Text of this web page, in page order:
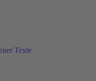
Texte